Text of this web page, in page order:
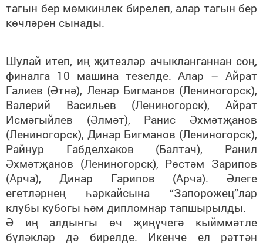
тагын бер мөмкинлек бирелеп, алар тагын бер
көчләрен сынады.
Шулай итеп, иң җитезләр ачыкланганнан соң,
финалга 10 машина тезелде. Алар – Айрат
Галиев (Әтнә), Ленар Бигманов (Лениногорск),
Валерий Васильев (Лениногорск), Айрат
Исмәгыйлев (Әлмәт), Ранис Әхмәтҗанов
(Лениногорск), Динар Бигманов (Лениногорск),
Райнур Габделхаков (Балтач), Ранил
Әхмәтҗанов (Лениногорск), Рөстәм Зарипов
(Арча), Динар Гарипов (Арча). Әлеге
егетләрнең һәркайсына “Запорожец”лар
клубы кубогы һәм дипломнар тапшырылды.
Ә иң алдынгы өч җиңүчегә кыйммәтле
бүләкләр дә бирелде. Икенче ел рәттән